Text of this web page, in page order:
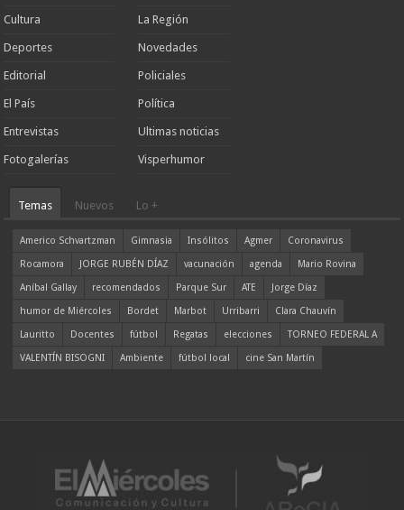
Cultura
Deportes
Editorial
El País
Entrevistas
Fotogalerías
La Región
Novedades
Policiales
Política
Ultimas noticias
Visperhumor
Temas Nuevos Lo +
Americo Schvartzman Gimnasia Insólitos Agmer
Coronavirus
Rocamora
JORGE RUBÉN DÍAZ vacunación agenda
Mario Rovina
Aníbal Gallay
recomendados Parque Sur ATE
Jorge Díaz
humor de Miércoles
Bordet Marbot Urribarri
Clara Chauvín
Lauritto
Docentes fútbol Regatas elecciones
TORNEO FEDERAL A
VALENTÍN BISOGNI
Ambiente fútbol local cine San Martín